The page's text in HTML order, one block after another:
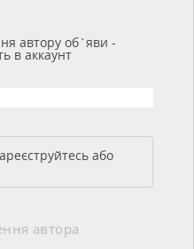
автору об`яви -
в аккаунт
або
автора